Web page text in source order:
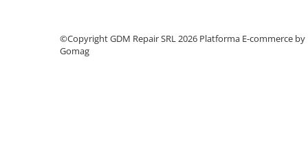
Masini de tocat carne
©Copyright GDM Repair SRL 2026 Platforma E-commerce by
Gomag